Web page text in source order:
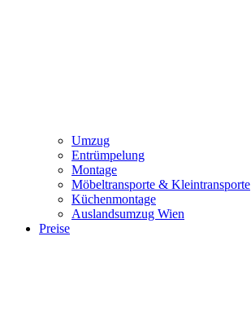
Umzug
Entrümpelung
Montage
Möbeltransporte & Kleintransporte
Küchenmontage
Auslandsumzug Wien
Preise